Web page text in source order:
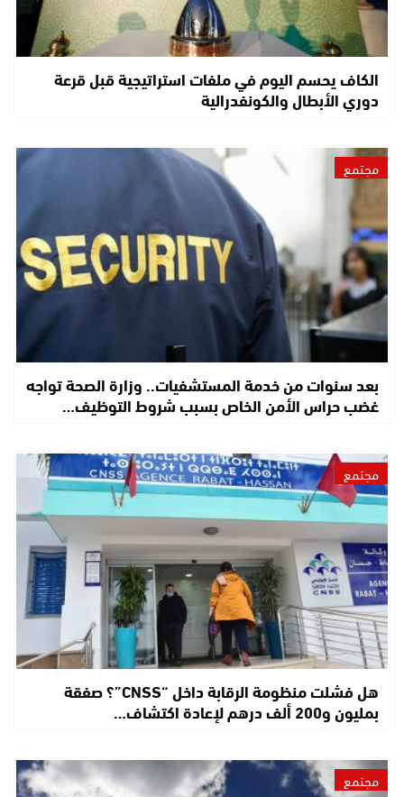
الكاف يحسم اليوم في ملفات استراتيجية قبل قرعة
دوري الأبطال والكونفدرالية
مجتمع
بعد سنوات من خدمة المستشفيات.. وزارة الصحة تواجه
غضب حراس الأمن الخاص بسبب شروط التوظيف…
مجتمع
هل فشلت منظومة الرقابة داخل “CNSS”؟ صفقة
بمليون و200 ألف درهم لإعادة اكتشاف…
مجتمع